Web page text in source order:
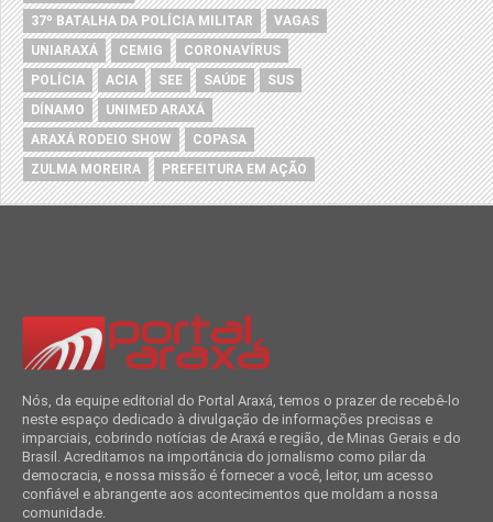
37º BATALHA DA POLÍCIA MILITAR
VAGAS
UNIARAXÁ
CEMIG
CORONAVÍRUS
POLÍCIA
ACIA SEE SAÚDE
SUS
DÍNAMO
UNIMED ARAXÁ
ARAXÁ RODEIO SHOW
COPASA
ZULMA MOREIRA
PREFEITURA EM AÇÃO
Nós, da equipe editorial do Portal Araxá, temos o prazer de recebê-lo
neste espaço dedicado à divulgação de informações precisas e
imparciais, cobrindo notícias de Araxá e região, de Minas Gerais e do
Brasil. Acreditamos na importância do jornalismo como pilar da
democracia, e nossa missão é fornecer a você, leitor, um acesso
confiável e abrangente aos acontecimentos que moldam a nossa
comunidade.